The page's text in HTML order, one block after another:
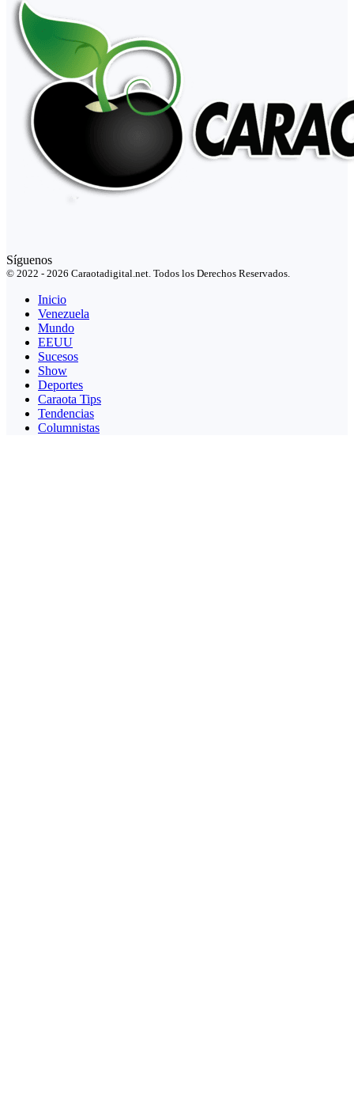
Síguenos
© 2022 - 2026 Caraotadigital.net. Todos los Derechos Reservados.
Inicio
Venezuela
Mundo
EEUU
Sucesos
Show
Deportes
Caraota Tips
Tendencias
Columnistas